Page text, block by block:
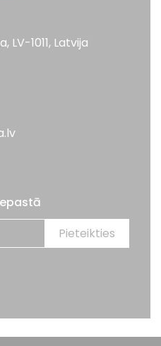
LV-1011, Latvija